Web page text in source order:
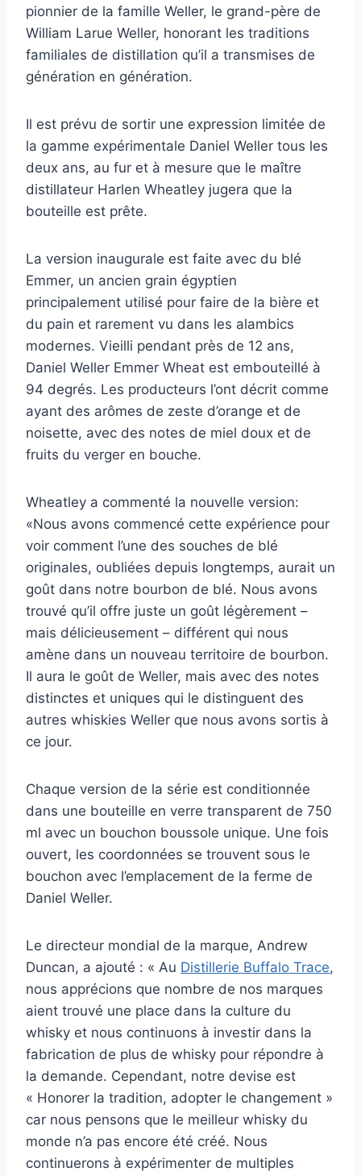
pionnier de la famille Weller, le grand-père de
William Larue Weller, honorant les traditions
familiales de distillation qu’il a transmises de
génération en génération.
Il est prévu de sortir une expression limitée de
la gamme expérimentale Daniel Weller tous les
deux ans, au fur et à mesure que le maître
distillateur Harlen Wheatley jugera que la
bouteille est prête.
La version inaugurale est faite avec du blé
Emmer, un ancien grain égyptien
principalement utilisé pour faire de la bière et
du pain et rarement vu dans les alambics
modernes. Vieilli pendant près de 12 ans,
Daniel Weller Emmer Wheat est embouteillé à
94 degrés. Les producteurs l’ont décrit comme
ayant des arômes de zeste d’orange et de
noisette, avec des notes de miel doux et de
fruits du verger en bouche.
Wheatley a commenté la nouvelle version:
«Nous avons commencé cette expérience pour
voir comment l’une des souches de blé
originales, oubliées depuis longtemps, aurait un
goût dans notre bourbon de blé. Nous avons
trouvé qu’il offre juste un goût légèrement –
mais délicieusement – différent qui nous
amène dans un nouveau territoire de bourbon.
Il aura le goût de Weller, mais avec des notes
distinctes et uniques qui le distinguent des
autres whiskies Weller que nous avons sortis à
ce jour.
Chaque version de la série est conditionnée
dans une bouteille en verre transparent de 750
ml avec un bouchon boussole unique. Une fois
ouvert, les coordonnées se trouvent sous le
bouchon avec l’emplacement de la ferme de
Daniel Weller.
Le directeur mondial de la marque, Andrew
Duncan, a ajouté : « Au Distillerie Buffalo Trace,
nous apprécions que nombre de nos marques
aient trouvé une place dans la culture du
whisky et nous continuons à investir dans la
fabrication de plus de whisky pour répondre à
la demande. Cependant, notre devise est
« Honorer la tradition, adopter le changement »
car nous pensons que le meilleur whisky du
monde n’a pas encore été créé. Nous
continuerons à expérimenter de multiples